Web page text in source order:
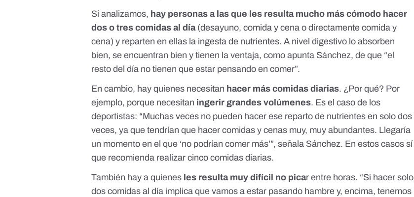
Si analizamos, hay personas a las que les resulta mucho más cómodo hacer
dos o tres comidas al día (desayuno, comida y cena o directamente comida y
cena) y reparten en ellas la ingesta de nutrientes. A nivel digestivo lo absorben
bien, se encuentran bien y tienen la ventaja, como apunta Sánchez, de que “el
resto del día no tienen que estar pensando en comer”.
En cambio, hay quienes necesitan hacer más comidas diarias. ¿Por qué? Por
ejemplo, porque necesitan ingerir grandes volúmenes. Es el caso de los
deportistas: “Muchas veces no pueden hacer ese reparto de nutrientes en solo dos
veces, ya que tendrían que hacer comidas y cenas muy, muy abundantes. Llegaría
un momento en el que ‘no podrían comer más’”, señala Sánchez. En estos casos sí
que recomienda realizar cinco comidas diarias.
También hay a quienes les resulta muy difícil no picar entre horas. “Si hacer solo
dos comidas al día implica que vamos a estar pasando hambre y, encima, tenemos